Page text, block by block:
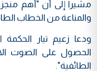
مشيرا إلى أن "أهم منجز
والمناعة من الخطاب
ودعا زعيم تيار
الحصول على الصوت
الطائفية".